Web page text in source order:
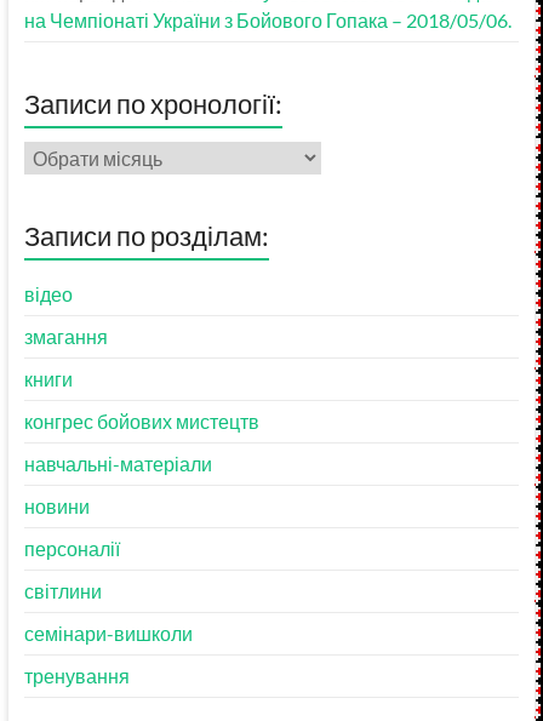
на Чемпіонаті України з Бойового Гопака – 2018/05/06.
Записи по хронології:
Записи
по
Записи по розділам:
відео
змагання
книги
конгрес бойових мистецтв
навчальні-матеріали
новини
персоналії
світлини
семінари-вишколи
тренування